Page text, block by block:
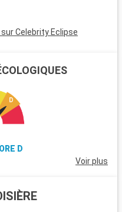
Celebrity Eclipse
D
Voir plus